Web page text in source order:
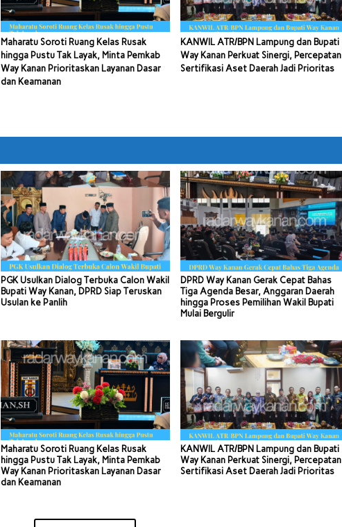
Maharatu Soroti Ruang Kelas Rusak
hingga Pustu Tak Layak, Minta Pemkab
Way Kanan Prioritaskan Layanan Dasar
dan Keamanan
KANWIL ATR/BPN Lampung dan Bupati
Way Kanan Perkuat Sinergi, Percepatan
Sertifikasi Aset Daerah Jadi Prioritas
PGK Usulkan Dialog Terbuka Calon Wakil
Bupati Way Kanan, DPRD Siap Teruskan
Usulan ke Panlih
DPRD Way Kanan Gerak Cepat Bahas
Tiga Agenda Besar, Anggaran Daerah
hingga Proses Pemilihan Wakil Bupati
Mulai Bergulir
Maharatu Soroti Ruang Kelas Rusak
hingga Pustu Tak Layak, Minta Pemkab
Way Kanan Prioritaskan Layanan Dasar
dan Keamanan
KANWIL ATR/BPN Lampung dan Bupati
Way Kanan Perkuat Sinergi, Percepatan
Sertifikasi Aset Daerah Jadi Prioritas